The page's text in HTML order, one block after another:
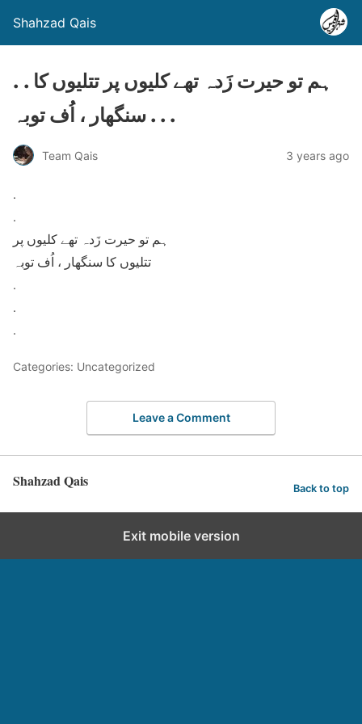
Shahzad Qais
. . ہم تو حیرت زَدہ تھے کلیوں پر تتلیوں کا
سنگھار ، اُف توبہ . . .
Team Qais 3 years ago
.
.
ہم تو حیرت زَدہ تھے کلیوں پر
تتلیوں کا سنگھار ، اُف توبہ
.
.
.
Categories: Uncategorized
Leave a Comment
Shahzad Qais Back to top
Exit mobile version